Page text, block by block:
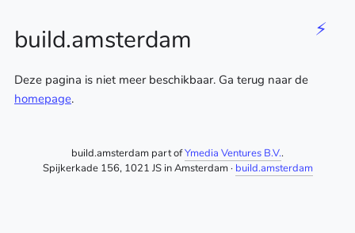
⚡
build.amsterdam
Deze pagina is niet meer beschikbaar. Ga terug naar de
homepage.
build.amsterdam part ofYmedia Ventures B.V..
Spijkerkade 156, 1021 JS in Amsterdam · build.amsterdam